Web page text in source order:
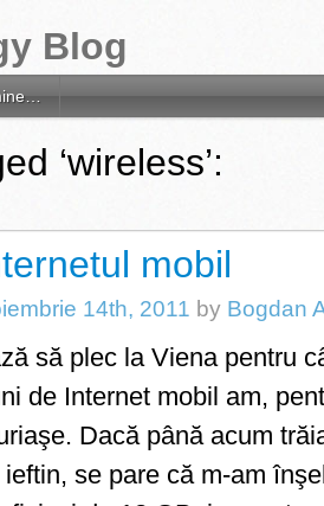
Blog
‘wireless’:
mobil
14th, 2011 by Bogdan
să plec la Viena pentru
de Internet mobil am,
Dacă până acum
se pare că m-am